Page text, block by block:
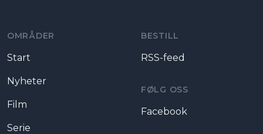
OMRÅDER
Start
Nyheter
Film
Serie
BESTILL
RSS-feed
FØLG OSS
Facebook